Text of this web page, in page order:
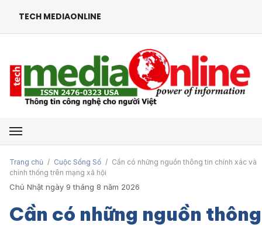
TECH MEDIAONLINE
Mở menu
Trang chủ / Cuộc Sống Số / Cần có những nguồn thông tin chính xác và
chính thống trên mạng xã hội
Chủ Nhật ngày 9 tháng 8 năm 2026
Cần có những nguồn thông